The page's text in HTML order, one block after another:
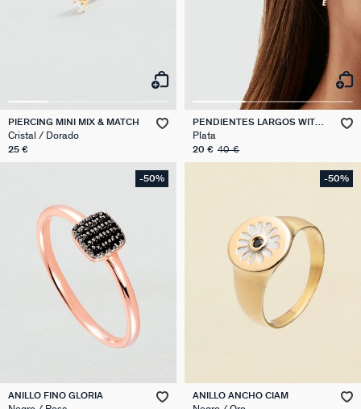
PIERCING MINI MIX & MATCH
Cristal / Dorado
25 €
PENDIENTES LARGOS WITH
LOVE
Plata
20 € 40 €
-50%
ANILLO FINO GLORIA
-50%
ANILLO ANCHO CIAM